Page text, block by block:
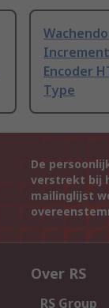
Encoder
Type
De
verstrekt bij
mailinglijst
Over RS
RS Group